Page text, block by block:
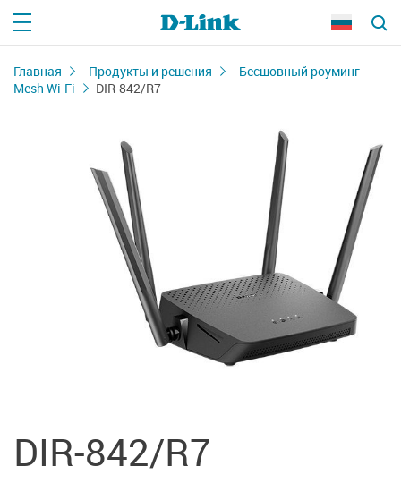
Главная Продукты и решения
Бесшовный роуминг
Mesh Wi-Fi
DIR-842/R7
DIR-842/R7